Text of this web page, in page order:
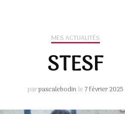
MES ACTUALITÉS
STESF
parpascalebodin le7 février 2025